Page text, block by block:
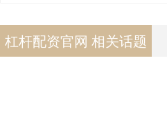
杠杆配资官网 相关话题